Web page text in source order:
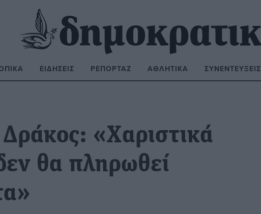
ΕΙΔΉΣΕΙΣ ΡΕΠΟΡΤΆΖ ΑΘΛΗΤΙΚΆ ΣΥΝΕΝΤΕΎΞΕΙΣ
«Χαριστικά
θα πληρωθεί